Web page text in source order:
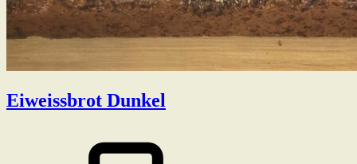
Eiweissbrot Dunkel